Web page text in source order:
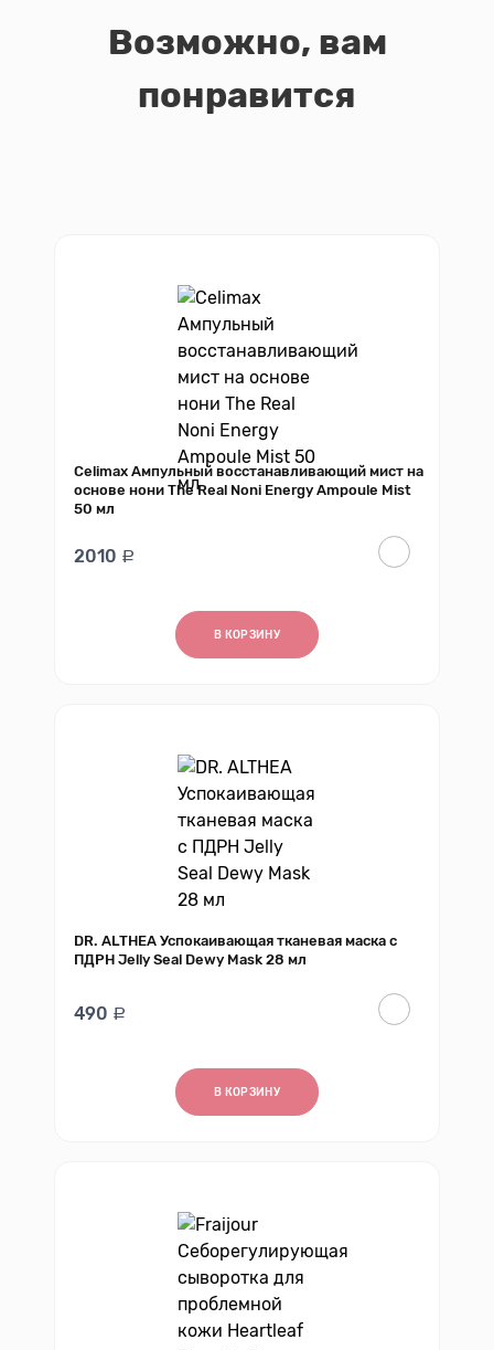
Возможно, вам
понравится
Celimax Ампульный восстанавливающий мист на
основе нони The Real Noni Energy Ampoule Mist
50 мл
2010
В КОРЗИНУ
DR. ALTHEA Успокаивающая тканевая маска с
ПДРН Jelly Seal Dewy Mask 28 мл
490
В КОРЗИНУ